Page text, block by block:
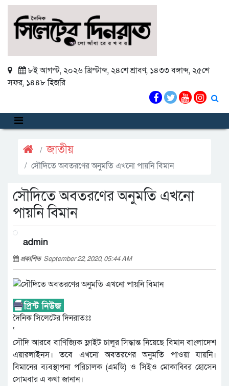
৮ই আগস্ট, ২০২৬ খ্রিস্টাব্দ, ২৪শে শ্রাবণ, ১৪৩৩ বঙ্গাব্দ, ২৫শে
সফর, ১৪৪৮ হিজরি
জাতীয়
সৌদিতে অবতরণের অনুমতি এখনো পায়নি বিমান
সৌদিতে অবতরণের অনুমতি এখনো
পায়নি বিমান
admin
প্রকাশিত September 22, 2020, 05:44 AM
দৈনিক সিলেটের দিনরাতঃঃ
‘
সৌদি আরবে বাণিজ্যিক ফ্লাইট চালুর সিদ্ধান্ত নিয়েছে বিমান বাংলাদেশ
এয়ারলাইনস। তবে এখনো অবতরণের অনুমতি পাওয়া যায়নি।
বিমানের ব্যবস্থাপনা পরিচালক (এমডি) ও সিইও মোকাব্বির হোসেন
সোমবার এ কথা জানান।